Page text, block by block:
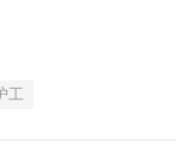
工